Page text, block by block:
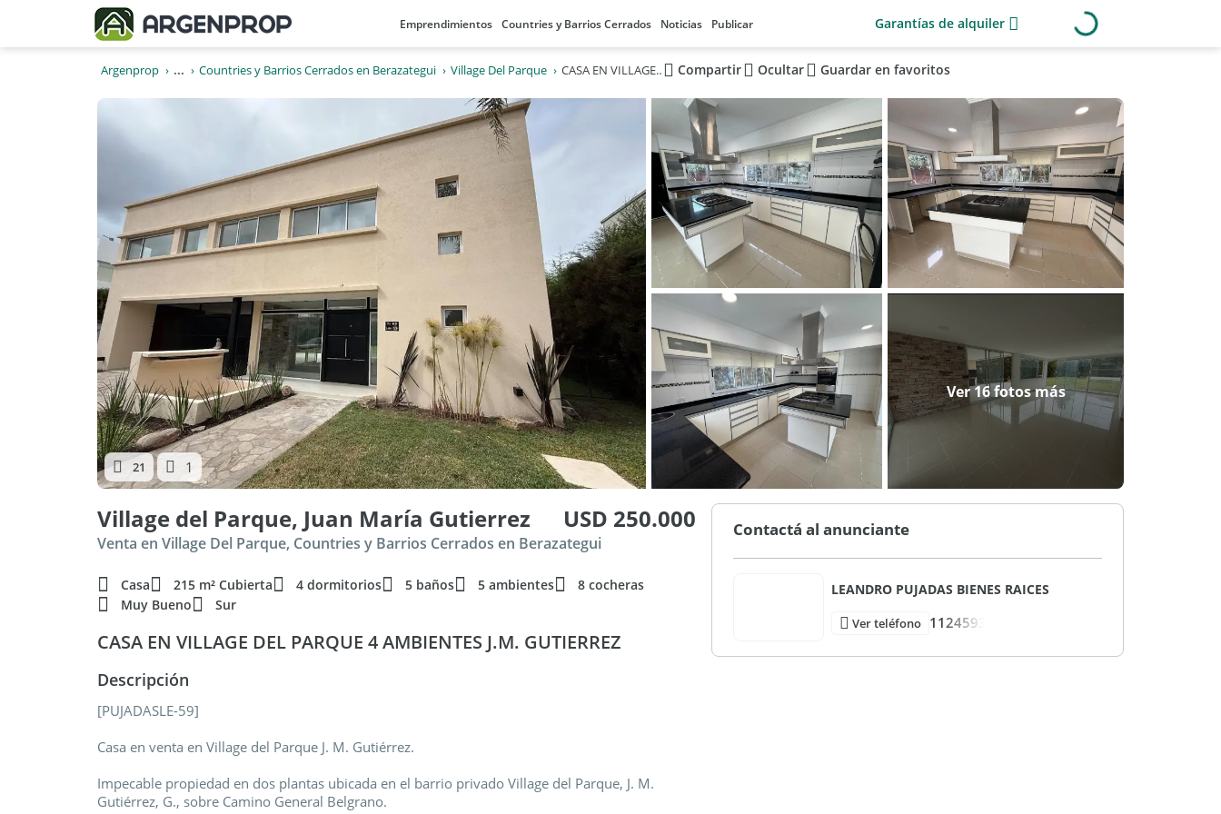
Emprendimientos Countries y Barrios Cerrados Noticias Publicar Garantías de alquiler
Argenprop ... Countries y Barrios Cerrados en Berazategui Village Del Parque CASA EN VILLAGE DEL PARQUE 4 AMBIENTES J.M. GUTIERREZ Compartir Ocultar Guardar en favoritos
Ver 16 fotos más
21 1
Village del Parque, Juan María Gutierrez USD 250.000
Venta en Village Del Parque, Countries y Barrios Cerrados en Berazategui
Casa 215 m² Cubierta 4 dormitorios 5 baños 5 ambientes
8 cocheras
Muy Bueno
Sur
CASA EN VILLAGE DEL PARQUE 4 AMBIENTES J.M. GUTIERREZ
Descripción
[PUJADASLE-59]
Casa en venta en Village del Parque J. M. Gutiérrez.
Impecable propiedad en dos plantas ubicada en el barrio privado Village del Parque, J. M.
Gutiérrez, G., sobre Camino General Belgrano.
Contactá al anunciante
LEANDRO PUJADAS BIENES RAICES
Ver teléfono 1124593